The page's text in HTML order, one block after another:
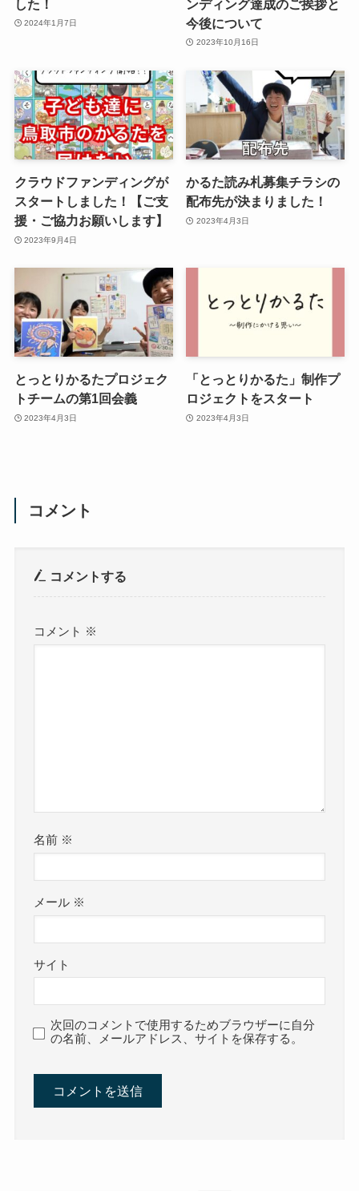
した！
2024年1月7日
ンディング達成のご挨拶と
今後について
2023年10月16日
クラウドファンディングが
スタートしました！【ご支
援・ご協力お願いします】
2023年9月4日
かるた読み札募集チラシの
配布先が決まりました！
2023年4月3日
とっとりかるたプロジェク
トチームの第1回会義
2023年4月3日
「とっとりかるた」制作プ
ロジェクトをスタート
2023年4月3日
コメント
コメントする
コメント ※
名前 ※
メール ※
サイト
次回のコメントで使用するためブラウザーに自分
の名前、メールアドレス、サイトを保存する。